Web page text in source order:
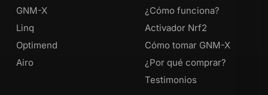
GNM-X
Linq
Optimend
Airo
¿Cómo funciona?
Activador Nrf2
Cómo tomar GNM-X
¿Por qué comprar?
Testimonios